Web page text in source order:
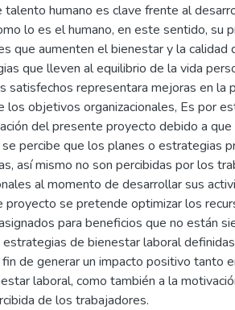
talento humano es clave frente al
lo es el humano, en este sentido, su
que aumenten el bienestar y la calidad
que lleven al equilibrio de la vida
satisfechos representara mejoras en la
los objetivos organizacionales, Es por
del presente proyecto debido a que
percibe que los planes o estrategias
así mismo no son percibidas por los
al momento de desarrollar sus
proyecto se pretende optimizar los
para beneficios que no están
de bienestar laboral
de generar un impacto positivo tanto
laboral, como también a la
de los trabajadores.